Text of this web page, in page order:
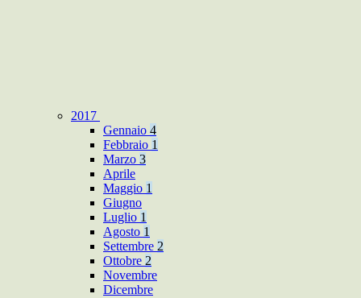
2017
Gennaio 4
Febbraio 1
Marzo 3
Aprile
Maggio 1
Giugno
Luglio 1
Agosto 1
Settembre 2
Ottobre 2
Novembre
Dicembre